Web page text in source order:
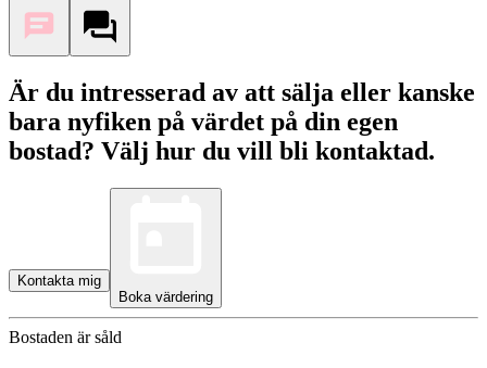
Är du intresserad av att sälja eller kanske
bara nyfiken på värdet på din egen
bostad? Välj hur du vill bli kontaktad.
Kontakta mig
Boka värdering
Bostaden är såld